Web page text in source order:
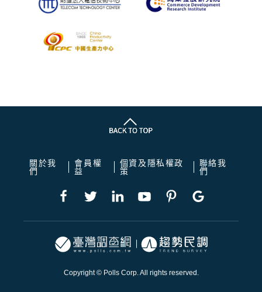
關於我
們
會員權
益
個資及隱私權政
策
聯絡我
們
Copyright © Polls Corp. All rights reserved.